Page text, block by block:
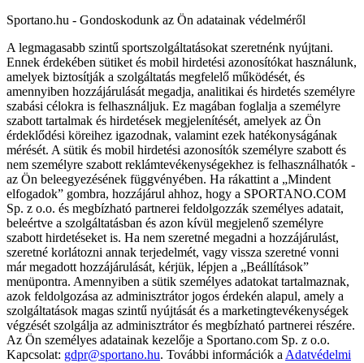
Sportano.hu - Gondoskodunk az Ön adatainak védelméről
A legmagasabb szintű sportszolgáltatásokat szeretnénk nyújtani.
Ennek érdekében sütiket és mobil hirdetési azonosítókat használunk,
amelyek biztosítják a szolgáltatás megfelelő működését, és
amennyiben hozzájárulását megadja, analitikai és hirdetés személyre
szabási célokra is felhasználjuk. Ez magában foglalja a személyre
szabott tartalmak és hirdetések megjelenítését, amelyek az Ön
érdeklődési köreihez igazodnak, valamint ezek hatékonyságának
mérését. A sütik és mobil hirdetési azonosítók személyre szabott és
nem személyre szabott reklámtevékenységekhez is felhasználhatók -
az Ön beleegyezésének függvényében. Ha rákattint a „Mindent
elfogadok” gombra, hozzájárul ahhoz, hogy a SPORTANO.COM
Sp. z o.o. és megbízható partnerei feldolgozzák személyes adatait,
beleértve a szolgáltatásban és azon kívül megjelenő személyre
szabott hirdetéseket is. Ha nem szeretné megadni a hozzájárulást,
szeretné korlátozni annak terjedelmét, vagy vissza szeretné vonni
már megadott hozzájárulását, kérjük, lépjen a „Beállítások”
menüpontra. Amennyiben a sütik személyes adatokat tartalmaznak,
azok feldolgozása az adminisztrátor jogos érdekén alapul, amely a
szolgáltatások magas szintű nyújtását és a marketingtevékenységek
végzését szolgálja az adminisztrátor és megbízható partnerei részére.
Az Ön személyes adatainak kezelője a Sportano.com Sp. z o.o.
Kapcsolat: gdpr@sportano.hu. További információk a Adatvédelmi